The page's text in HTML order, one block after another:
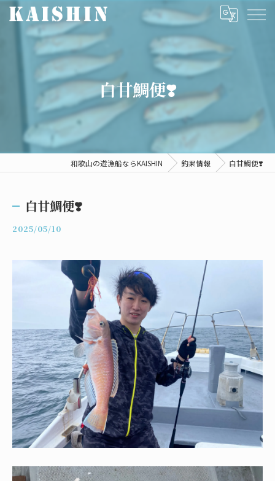
白甘鯛便❣️
和歌山の遊漁船ならKAISHIN 釣果情報 白甘鯛便❣️
白甘鯛便❣️
2025/05/10